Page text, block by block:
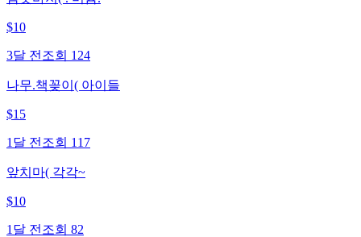
$10
3달 전 조회 124
나무.책꽂이( 아이들
$15
1달 전 조회 117
앞치마( 각각~
$10
1달 전 조회 82